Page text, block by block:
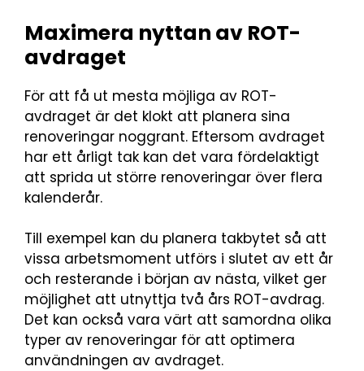
Maximera nyttan av ROT-
avdraget
För att få ut mesta möjliga av ROT-
avdraget är det klokt att planera sina
renoveringar noggrant. Eftersom avdraget
har ett årligt tak kan det vara fördelaktigt
att sprida ut större renoveringar över flera
kalenderår.
Till exempel kan du planera takbytet så att
vissa arbetsmoment utförs i slutet av ett år
och resterande i början av nästa, vilket ger
möjlighet att utnyttja två års ROT-avdrag.
Det kan också vara värt att samordna olika
typer av renoveringar för att optimera
användningen av avdraget.